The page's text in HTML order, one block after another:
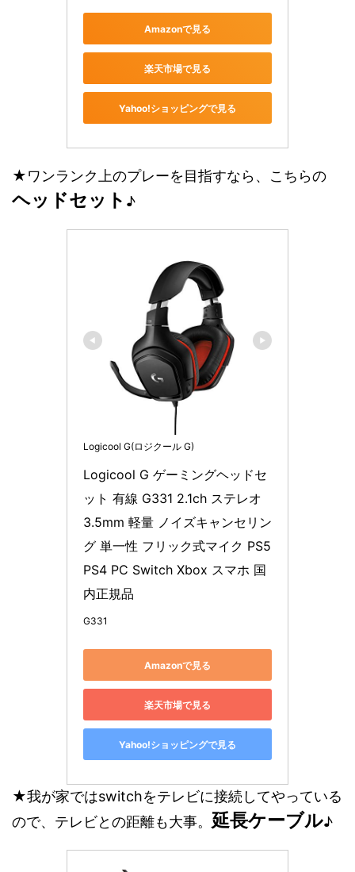
Amazonで見る
楽天市場で見る
Yahoo!ショッピングで見る
★ワンランク上のプレーを目指すなら、こちらの
ヘッドセット ♪
Logicool G(ロジクール G)
Logicool G ゲーミングヘッドセ
ット 有線 G331 2.1ch ステレオ
3.5mm 軽量 ノイズキャンセリン
グ 単一性 フリック式マイク PS5
PS4 PC Switch Xbox スマホ 国
内正規品
G331
Amazonで見る
楽天市場で見る
Yahoo!ショッピングで見る
★我が家ではswitchをテレビに接続してやっている
ので、テレビとの距離も大事。 延長ケーブル♪